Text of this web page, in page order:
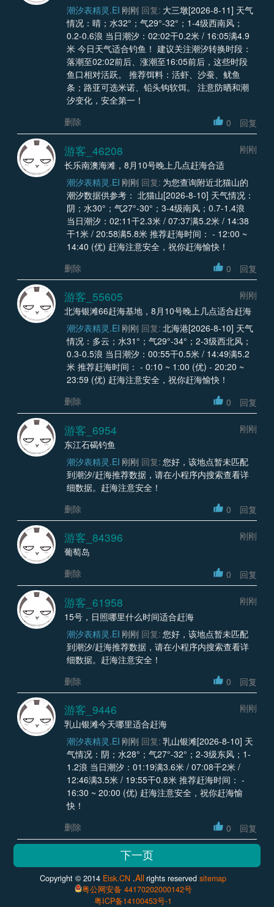
潮汐表精灵.EI 刚刚 回复: 大三墩[2026-8-11] 天气
情况：晴；水32°；气29°-32°；1-4级西南风；
0.2-0.6浪 当日潮汐：02:02干0.2米 / 16:05满4.9
米 今日天气适合钓鱼！ 建议关注潮汐转换时段：
落潮至02:02前后、涨潮至16:05前后，这些时段
鱼口相对活跃。 推荐饵料：活虾、沙蚕、鱿鱼
条；路亚可选米诺、铅头钩软饵。 注意防晒和潮
汐变化，安全第一！
删除
0 回复
游客_46208
刚刚
长乐南澳海滩，8月10号晚上几点赶海合适
潮汐表精灵.EI 刚刚 回复: 为您查询附近北猫山的
潮汐数据供参考： 北猫山[2026-8-10] 天气情况：
阴；水30°；气27°-30°；3-4级南风；0.7-1.4浪
当日潮汐：02:11干2.3米 / 07:37满5.2米 / 14:38
干1米 / 20:58满5.8米 推荐赶海时间： - 12:00 ~
14:40 (优) 赶海注意安全，祝你赶海愉快！
删除
0 回复
游客_55605
刚刚
北海银滩66赶海基地，8月10号晚上几点适合赶海
潮汐表精灵.EI 刚刚 回复: 北海港[2026-8-10] 天气
情况：多云；水31°；气29°-34°；2-3级西北风；
0.3-0.5浪 当日潮汐：00:55干0.5米 / 14:49满5.2
米 推荐赶海时间： - 0:10 ~ 1:00 (优) - 20:20 ~
23:59 (优) 赶海注意安全，祝你赶海愉快！
删除
0 回复
游客_6954
刚刚
东江石碣钓鱼
潮汐表精灵.EI 刚刚 回复: 您好，该地点暂未匹配
到潮汐/赶海推荐数据，请在小程序内搜索查看详
细数据。赶海注意安全！
删除
0 回复
游客_84396
刚刚
葡萄岛
删除
0 回复
游客_61958
刚刚
15号，日照哪里什么时间适合赶海
潮汐表精灵.EI 刚刚 回复: 您好，该地点暂未匹配
到潮汐/赶海推荐数据，请在小程序内搜索查看详
细数据。赶海注意安全！
删除
0 回复
游客_9446
刚刚
乳山银滩今天哪里适合赶海
潮汐表精灵.EI 刚刚 回复: 乳山银滩[2026-8-10] 天
气情况：阴；水28°；气27°-32°；2-3级东风；1-
1.2浪 当日潮汐：01:19满3.6米 / 07:08干2米 /
12:46满3.5米 / 19:55干0.8米 推荐赶海时间： -
16:30 ~ 20:00 (优) 赶海注意安全，祝你赶海愉
快！
删除
0 回复
Copyright © 2014 Eisk.CN .Allrights reservedsitemap
粤公网安备 44170202000142号
粤ICP备14100453号-1